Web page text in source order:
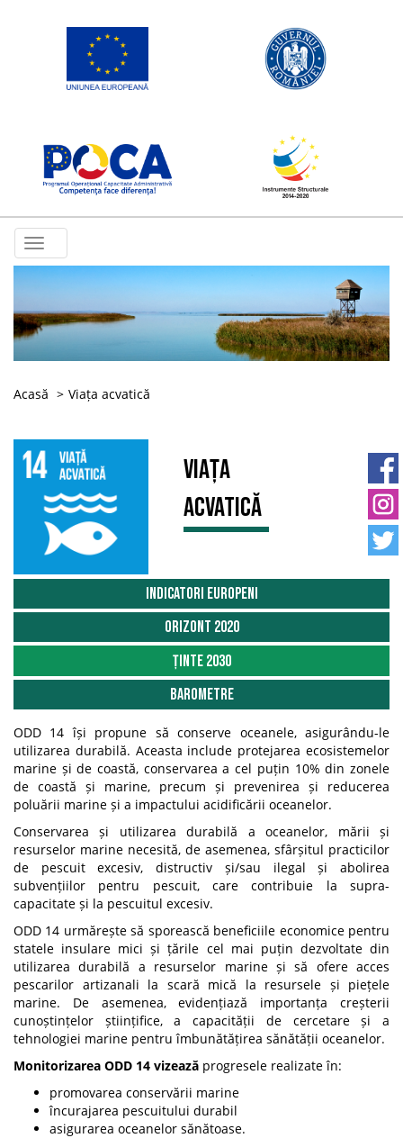
Toggle
navigation
Acasă Viața acvatică
Viața
acvatică
Indicatori Europeni
Orizont 2020
Ținte 2030
Barometre
ODD 14 își propune să conserve oceanele, asigurându-le
utilizarea durabilă. Aceasta include protejarea ecosistemelor
marine și de coastă, conservarea a cel puțin 10% din zonele
de coastă și marine, precum și prevenirea și reducerea
poluării marine și a impactului acidificării oceanelor.
Conservarea și utilizarea durabilă a oceanelor, mării și
resurselor marine necesită, de asemenea, sfârșitul practicilor
de pescuit excesiv, distructiv și/sau ilegal și abolirea
subvențiilor pentru pescuit, care contribuie la supra-
capacitate și la pescuitul excesiv.
ODD 14 urmărește să sporească beneficiile economice pentru
statele insulare mici și țările cel mai puțin dezvoltate din
utilizarea durabilă a resurselor marine și să ofere acces
pescarilor artizanali la scară mică la resursele și piețele
marine. De asemenea, evidențiază importanța creșterii
cunoștințelor științifice, a capacității de cercetare și a
tehnologiei marine pentru îmbunătățirea sănătății oceanelor.
Monitorizarea ODD 14 vizează progresele realizate în:
promovarea conservării marine
încurajarea pescuitului durabil
asigurarea oceanelor sănătoase.